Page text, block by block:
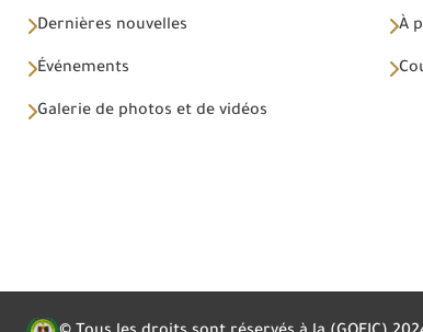
Dernières nouvelles
Événements
Galerie de photos et de vidéos
À